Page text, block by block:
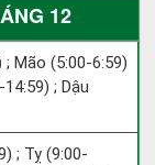
12
; Mão (5:00-6:59)
; Dậu
; Tỵ (9:00-